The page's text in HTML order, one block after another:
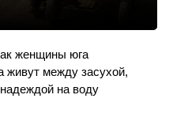
женщины юга
живут между засухой,
на воду